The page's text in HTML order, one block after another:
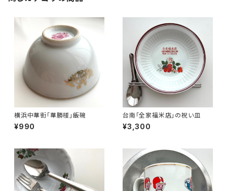
横浜中華街「華勝楼」飯碗
¥990
台南「全家福米店」の祝い皿
¥3,300